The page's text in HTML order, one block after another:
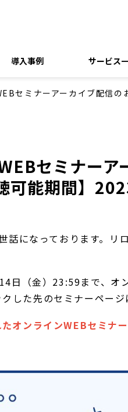
導入事例 サービス
セミナーアーカイブ配信の
セミナーア
可能期間】
話になっております。リ
（金）23:59まで、オ
した先のセミナーペー
ンラインWEBセミナ